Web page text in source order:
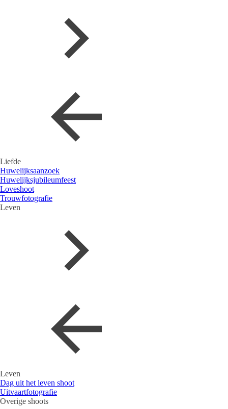
Liefde
Huwelijksaanzoek
Huwelijksjubileumfeest
Loveshoot
Trouwfotografie
Leven
Leven
Dag uit het leven shoot
Uitvaartfotografie
Overige shoots